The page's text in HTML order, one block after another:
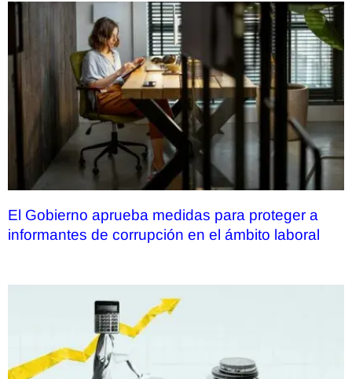
El Gobierno aprueba medidas para proteger a
informantes de corrupción en el ámbito laboral